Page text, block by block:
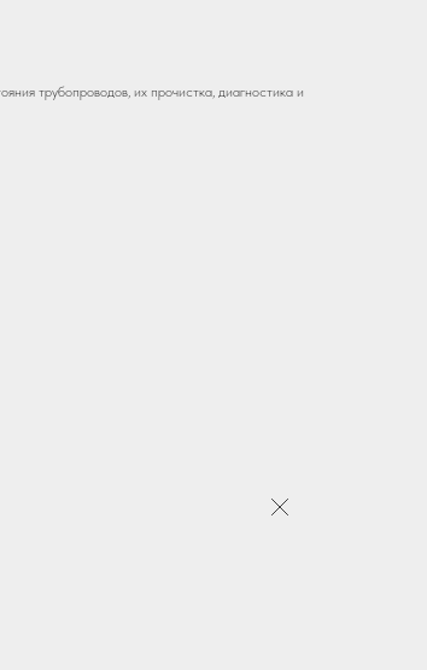
трубопроводов, их прочистка, диагностика и